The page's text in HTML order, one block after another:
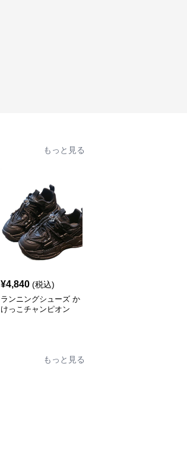
もっと見る
¥4,840 (税込)
ランニングシューズ か
けっこチャンピオン
もっと見る